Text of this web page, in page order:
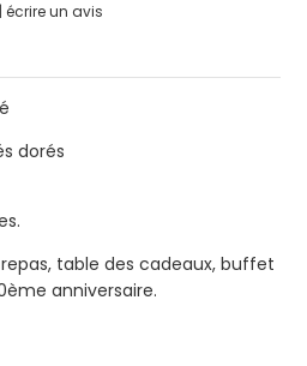
écrire un avis
dorés
table des cadeaux, buffet
anniversaire.